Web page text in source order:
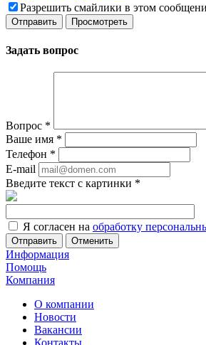
Разрешить смайлики в этом
Задать вопрос
Вопрос *
Ваше имя *
Телефон *
E-mail
Введите текст с картинки *
Я согласен на обработку
Отменить
Информация
Помощь
Компания
О компании
Новости
Вакансии